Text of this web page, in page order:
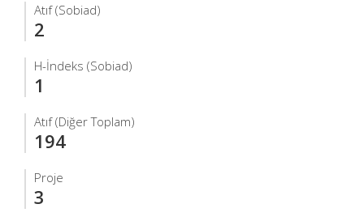
Atıf (Sobiad)
2
H-İndeks (Sobiad)
1
Atıf (Diğer Toplam)
194
Proje
3